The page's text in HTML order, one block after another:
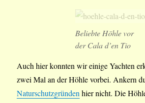
Beliebte Höhle vor
der Cala d’en Tio
Auch hier konnten wir einige Yachten
zwei Mal an der Höhle vorbei. Ankern
Naturschutzgründenhier nicht. Die